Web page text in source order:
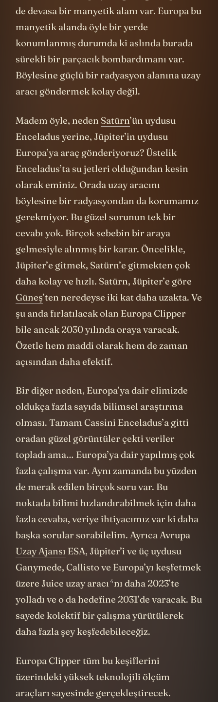
de devasa bir manyetik alanı var. Europa bu
manyetik alanda öyle bir yerde
konumlanmış durumda ki aslında burada
sürekli bir parçacık bombardımanı var.
Böylesine güçlü bir radyasyon alanına uzay
aracı göndermek kolay değil.
Madem öyle, neden Satürn’ün uydusu
Enceladus yerine, Jüpiter’in uydusu
Europa’ya araç gönderiyoruz? Üstelik
Enceladus’ta su jetleri olduğundan kesin
olarak eminiz. Orada uzay aracını
böylesine bir radyasyondan da korumamız
gerekmiyor. Bu güzel sorunun tek bir
cevabı yok. Birçok sebebin bir araya
gelmesiyle alınmış bir karar. Öncelikle,
Jüpiter’e gitmek, Satürn’e gitmekten çok
daha kolay ve hızlı. Satürn, Jüpiter’e göre
Güneş’ten neredeyse iki kat daha uzakta. Ve
şu anda fırlatılacak olan Europa Clipper
bile ancak 2030 yılında oraya varacak.
Özetle hem maddi olarak hem de zaman
açısından daha efektif.
Bir diğer neden, Europa’ya dair elimizde
oldukça fazla sayıda bilimsel araştırma
olması. Tamam Cassini Enceladus’a gitti
oradan güzel görüntüler çekti veriler
topladı ama… Europa’ya dair yapılmış çok
fazla çalışma var. Aynı zamanda bu yüzden
de merak edilen birçok soru var. Bu
noktada bilimi hızlandırabilmek için daha
fazla cevaba, veriye ihtiyacımız var ki daha
başka sorular sorabilelim. AyrıcaAvrupa
Uzay Ajansı ESA, Jüpiter’i ve üç uydusu
Ganymede, Callisto ve Europa’yı keşfetmek
üzere Juice uzay aracı 4nı daha 2023’te
yolladı ve o da hedefine 2031’de varacak. Bu
sayede kolektif bir çalışma yürütülerek
daha fazla şey keşfedebileceğiz.
Europa Clipper tüm bu keşiflerini
üzerindeki yüksek teknolojili ölçüm
araçları sayesinde gerçekleştirecek.